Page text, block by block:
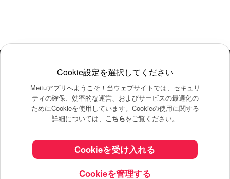
Cookie設定を選択してください
Meituアプリへようこそ！当ウェブサイトでは、セキュリ
ティの確保、効率的な運営、およびサービスの最適化の
ためにCookieを使用しています。Cookieの使用に関する
詳細については、 こちらをご覧ください。
Cookieを受け入れる
Cookieを管理する
Meituは豊富なフィルター、スタンプ、メイクなど
機能が充実したオールインワン加工アプリで
編集をお楽しみください